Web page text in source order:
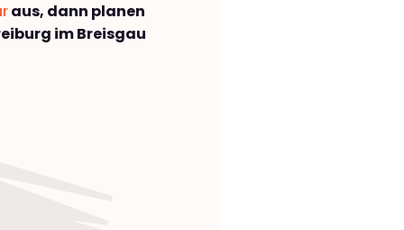
aus, dann planen
im Breisgau